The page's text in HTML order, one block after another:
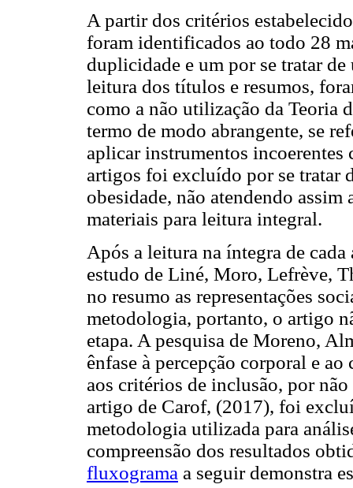
A partir dos critérios
foram identificados ao todo 28
duplicidade e um por se tratar
leitura dos títulos e resumos,
como a não utilização da Teoria
termo de modo abrangente, se
aplicar instrumentos incoerentes
artigos foi excluído por se tratar
obesidade, não atendendo
materiais para leitura integral.
Após a leitura na íntegra de
estudo de Liné, Moro, Lefrève,
no resumo as representações
metodologia, portanto, o artigo
etapa. A pesquisa de Moreno,
ênfase à percepção corporal e
aos critérios de inclusão, por
artigo de Carof, (2017), foi
metodologia utilizada para
compreensão dos resultados
fluxograma a seguir demonstra